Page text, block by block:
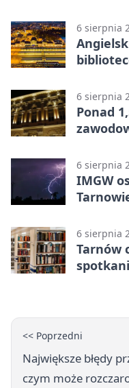
6 sierpnia
6 sierpnia
Ponad
6 sierpnia
IMGW
6 sierpnia
Tarnów
<< Poprzedni
Największe błędy
czym może